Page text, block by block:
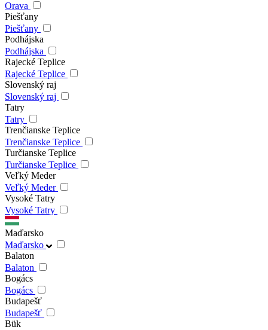
Orava
Piešťany
Piešťany
Podhájska
Podhájska
Rajecké Teplice
Rajecké Teplice
Slovenský raj
Slovenský raj
Tatry
Tatry
Trenčianske Teplice
Trenčianske Teplice
Turčianske Teplice
Turčianske Teplice
Veľký Meder
Veľký Meder
Vysoké Tatry
Vysoké Tatry
Maďarsko
Maďarsko
Balaton
Balaton
Bogács
Bogács
Budapešť
Budapešť
Bük